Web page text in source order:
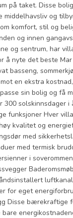
på taket. Disse
middelhavsliv og
komfort, stil og
og innen
og sentrum, har
å nyte det beste
basseng,
en ekstra
sin bolig og få
300 solskinnsdager i
funksjoner Hver
kvalitet og
med
med termisk
i
for eget
Disse bærekraftige
bare